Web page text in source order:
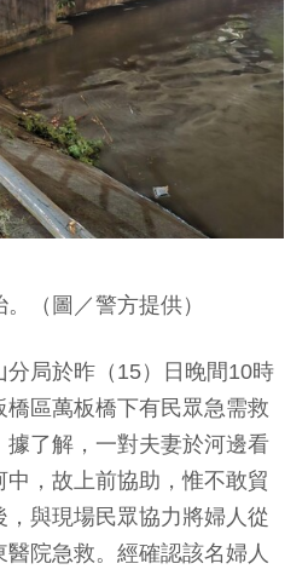
。（圖／警方提供）
分局於昨（15）日晚間10時
區萬板橋下有民眾急需救
了解，一對夫妻於河邊看
中，故上前協助，惟不敢貿
與現場民眾協力將婦人從
院急救。經確認該名婦人